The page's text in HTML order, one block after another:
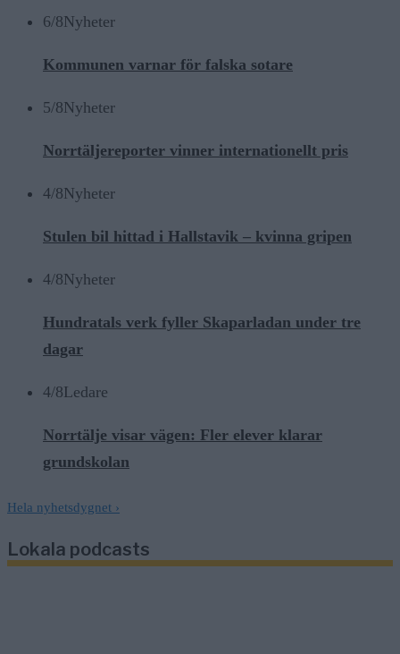
6/8Nyheter
Kommunen varnar för falska sotare
5/8Nyheter
Norrtäljereporter vinner internationellt pris
4/8Nyheter
Stulen bil hittad i Hallstavik – kvinna gripen
4/8Nyheter
Hundratals verk fyller Skaparladan under tre
dagar
4/8Ledare
Norrtälje visar vägen: Fler elever klarar
grundskolan
Hela nyhetsdygnet ›
Lokala podcasts